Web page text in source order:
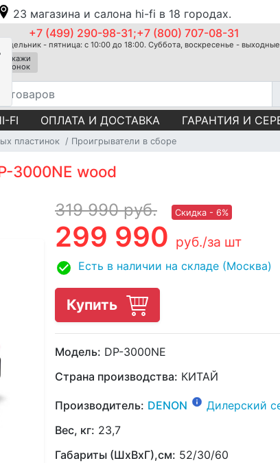
23 магазина и салона hi-fi в 18 городах.
+7 (499) 290-98-31;+7 (800) 707-08-31
- пятница: с 10:00 до 18:00. Суббота, воскресенье - выходные
Закажи
звонок
FI ОПЛАТА И ДОСТАВКА ГАРАНТИЯ И
пластинок Проигрыватели в сборе
3000NE wood
319 990руб. Скидка - 6%
299 990 руб./за шт
Есть в наличии на складе (Москва)
Купить
Модель: DP-3000NE
Страна производства: КИТАЙ
Производитель: DENON
Дилерский
Вес, кг: 23,7
Габариты (ШхВхГ),см: 52/30/60